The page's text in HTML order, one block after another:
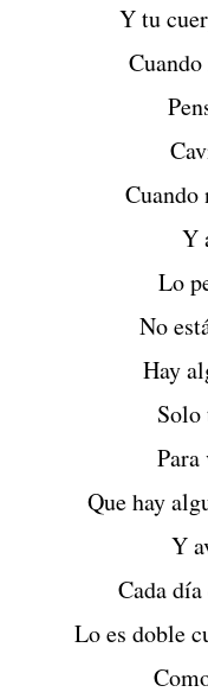
Y tu
Cuando
Y
Lo
No
Hay
Solo
Que hay
Y
Cada
Lo es doble